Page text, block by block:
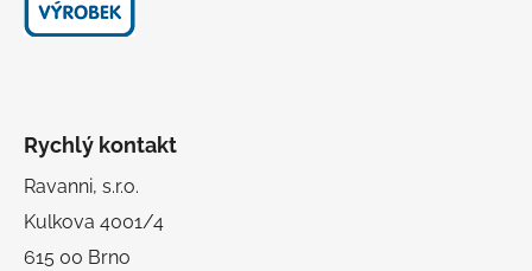
Rychlý kontakt
Ravanni, s.r.o.
Kulkova 4001/4
615 00 Brno